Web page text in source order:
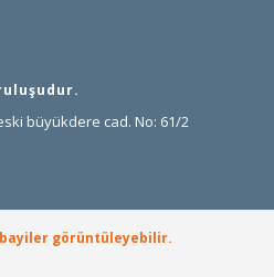
büyükdere cad. No: 61/2
görüntüleyebilir.